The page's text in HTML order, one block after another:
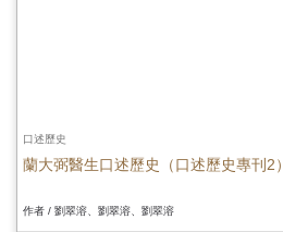
口述歷史
蘭大弼醫生口述歷史（口述歷史專刊2）
作者 / 劉翠溶、劉翠溶、劉翠溶